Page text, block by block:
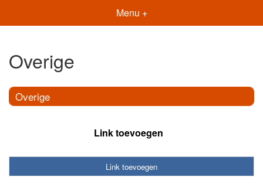
Menu +
Overige
Overige
Link toevoegen
Link toevoegen